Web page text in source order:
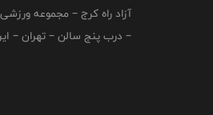
آزاد راه کرج – مجموعه
– درب پنج سالن – تهران –